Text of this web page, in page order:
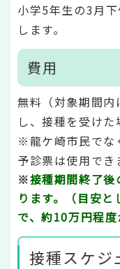
小学5年生の3月
します。
費用
無料（対象期間
し、接種を受けた
※龍ケ崎市民でな
予診票は使用でき
※接種期間終了
ります。（目安
で、約10万円程度
接種スケジ